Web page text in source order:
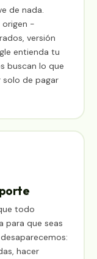
de nada.
origen -
versión
entienda tu
buscan lo que
solo de pagar
todo
para que seas
hacer